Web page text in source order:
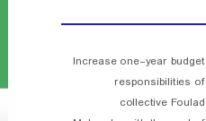
Increase one-year budget
responsibilities of
collective Foulad